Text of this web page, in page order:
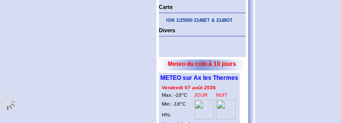
Carte
IGN 1/25000 2148ET & 2148OT
Divers
Meteo du coin à 10 jours
METEO sur Ax les Thermes
Vendredi 07 août 2026
Max: -18°C
JOUR
NUIT
Min: -18°C
H%: